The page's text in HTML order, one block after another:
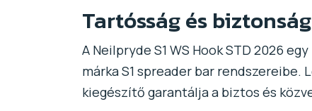
Tartósság és
A Neilpryde S1 WS Hook STD 2026
márka S1 spreader bar rendszereibe.
kiegészítő garantálja a biztos és